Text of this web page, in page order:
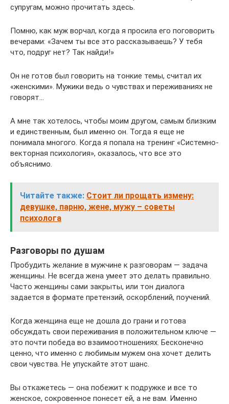
супругам, можно прочитать здесь.
Помню, как муж ворчал, когда я просила его поговорить
вечерами: «Зачем ты все это рассказываешь? У тебя
что, подруг нет? Так найди!»
Он не готов был говорить на тонкие темы, считал их
«женскими». Мужики ведь о чувствах и переживаниях не
говорят…
А мне так хотелось, чтобы моим другом, самым близким
и единственным, был именно он. Тогда я еще не
понимала многого. Когда я попала на тренинг «Системно-
векторная психология», оказалось, что все это
объяснимо.
Читайте также: Стоит ли прощать измену:
девушке, парню, жене, мужу – советы
психолога
Разговоры по душам
Пробудить желание в мужчине к разговорам — задача
женщины. Не всегда жена умеет это делать правильно.
Часто женщины сами закрыты, или тон диалога
задается в формате претензий, оскорблений, поучений.
Когда женщина еще не дошла до грани и готова
обсуждать свои переживания в положительном ключе —
это почти победа во взаимоотношениях. Бесконечно
ценно, что именно с любимым мужем она хочет делить
свои чувства. Не упускайте этот шанс.
Вы откажетесь — она побежит к подружке и все то
женское, сокровенное понесет ей, а не вам. Именно